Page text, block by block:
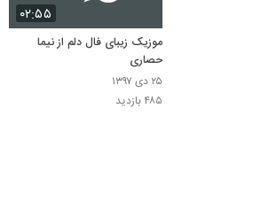
۰۲:۵۵
موزیک زیبای فال دلم از نیما
حصاری
۲۵ دی ۱۳۹۷
۴۸۵ بازدید